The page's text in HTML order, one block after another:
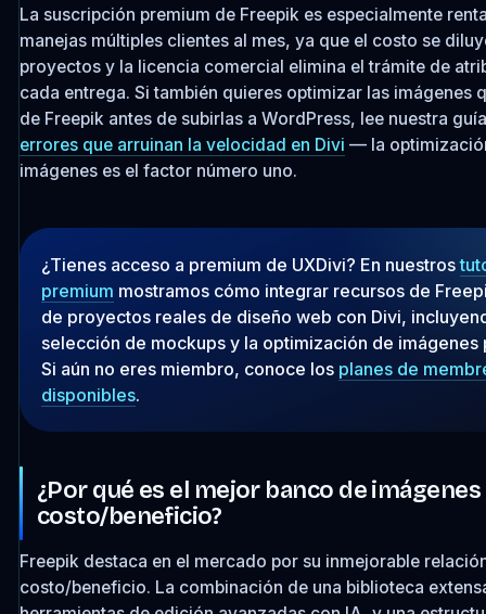
La suscripción premium de Freepik es especialmente
manejas múltiples clientes al mes, ya que el costo se
proyectos y la licencia comercial elimina el trámite de
cada entrega. Si también quieres optimizar las imágenes
de Freepik antes de subirlas a WordPress, lee nuestra
errores que arruinan la velocidad en Divi — la
imágenes es el factor número uno.
¿Tienes acceso a premium de UXDivi? En nuestros
premium mostramos cómo integrar recursos de
de proyectos reales de diseño web con Divi,
selección de mockups y la optimización de imágenes
Si aún no eres miembro, conoce los planes de
disponibles.
¿Por qué es el mejor banco de
costo/beneficio?
Freepik destaca en el mercado por su inmejorable
costo/beneficio. La combinación de una biblioteca